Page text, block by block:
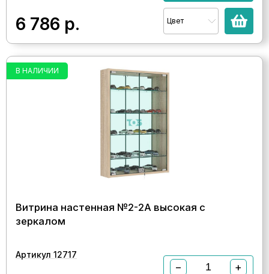
6 786 р. Цвет
В НАЛИЧИИ
Витрина настенная №2-2А высокая с
зеркалом
Артикул 12717
− +